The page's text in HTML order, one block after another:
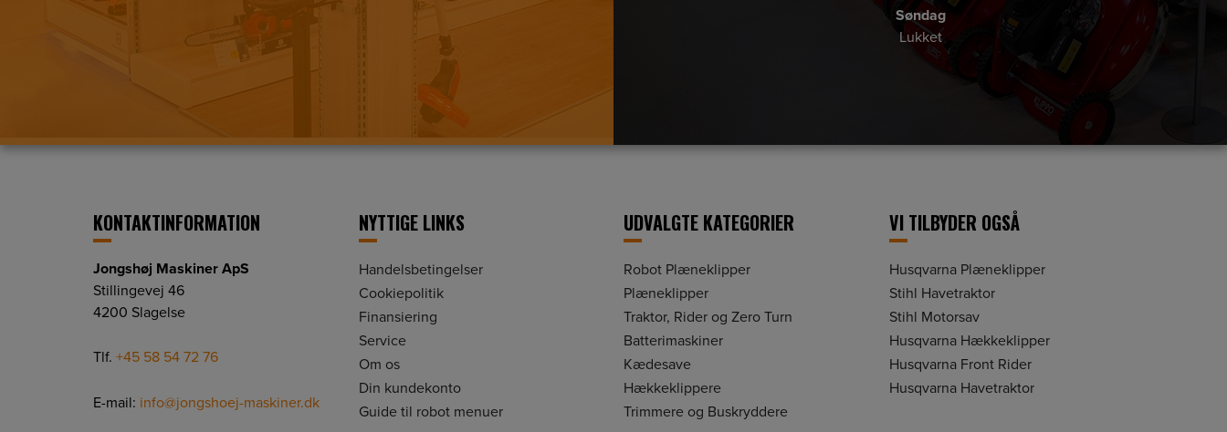
Søndag
Lukket
KONTAKTINFORMATION
Jongshøj Maskiner ApS
Stillingevej 46
4200 Slagelse
Tlf. +45 58 54 72 76
E-mail: info@jongshoej-maskiner.dk
NYTTIGE LINKS
Handelsbetingelser
Cookiepolitik
Finansiering
Service
Om os
Din kundekonto
Guide til robot menuer
UDVALGTE KATEGORIER
Robot Plæneklipper
Plæneklipper
Traktor, Rider og Zero Turn
Batterimaskiner
Kædesave
Hækkeklippere
Trimmere og Buskryddere
VI TILBYDER OGSÅ
Husqvarna Plæneklipper
Stihl Havetraktor
Stihl Motorsav
Husqvarna Hækkeklipper
Husqvarna Front Rider
Husqvarna Havetraktor